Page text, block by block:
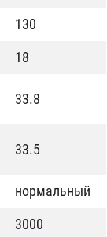
130
18
33.8
33.5
нормальный
3000